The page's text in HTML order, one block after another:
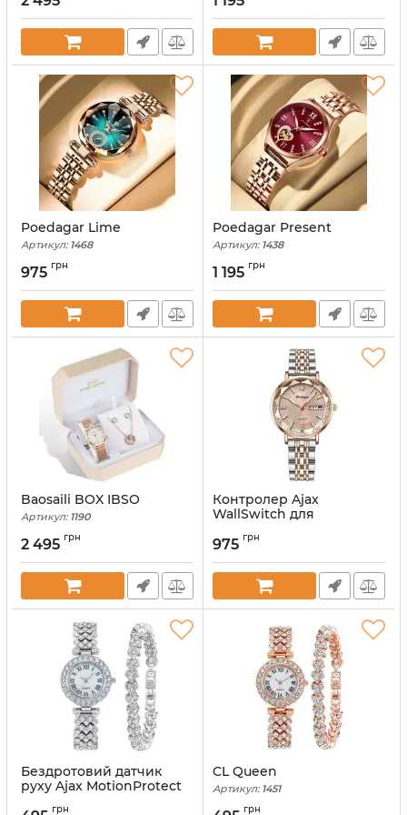
Poedagar Lime
Артикул:1468
975 грн
Poedagar Present
Артикул:1438
1 195 грн
Baosaili BOX IBSO
Артикул:1190
2 495 грн
Контролер Ajax
WallSwitch для
Артикул:
975 грн
Бездротовий датчик
руху Ajax MotionProtect
грн
CL Queen
Артикул:1451
грн